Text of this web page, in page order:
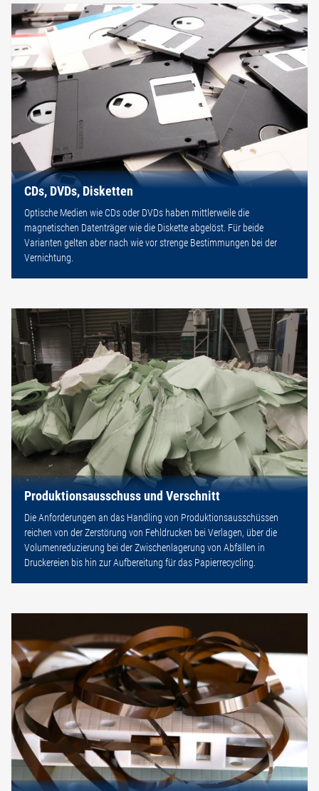
CDs, DVDs, Disketten
Optische Medien wie CDs oder DVDs haben mittlerweile die
magnetischen Datenträger wie die Diskette abgelöst. Für beide
Varianten gelten aber nach wie vor strenge Bestimmungen bei der
Vernichtung.
Produktionsausschuss und Verschnitt
Die Anforderungen an das Handling von Produktionsausschüssen
reichen von der Zerstörung von Fehldrucken bei Verlagen, über die
Volumenreduzierung bei der Zwischenlagerung von Abfällen in
Druckereien bis hin zur Aufbereitung für das Papierrecycling.